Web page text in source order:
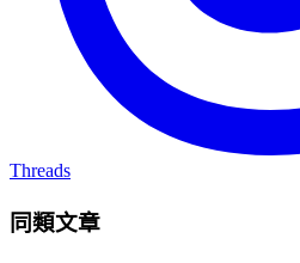
Threads
同類文章